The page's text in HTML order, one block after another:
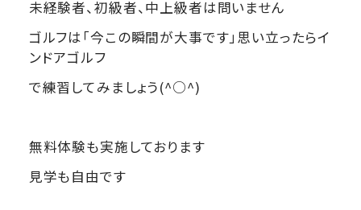
未経験者、初級者、中上級者は問いません
ゴルフは「今この瞬間が大事です」思い立ったらイ
ンドアゴルフ
で練習してみましょう(^○^)
無料体験も実施しております
見学も自由です